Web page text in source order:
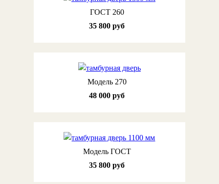
ГОСТ 260
35 800 руб
Модель 270
48 000 руб
Модель ГОСТ
35 800 руб